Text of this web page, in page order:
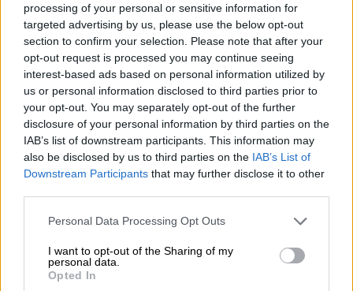
processing of your personal or sensitive information for
targeted advertising by us, please use the below opt-out
section to confirm your selection. Please note that after your
opt-out request is processed you may continue seeing
interest-based ads based on personal information utilized by
us or personal information disclosed to third parties prior to
your opt-out. You may separately opt-out of the further
disclosure of your personal information by third parties on the
IAB’s list of downstream participants. This information may
also be disclosed by us to third parties on the IAB’s List of
Downstream Participants that may further disclose it to other
Please note that this website/app uses one or more Google
not limited to your visit or usage behaviour. You may click to
grant or deny consent to Google and its third-party tags to
use your data for below specified purposes in below Google
Personal Data Processing Opt Outs
I want to opt-out of the Sharing of my
personal data.
Opted In
Η ανακοίνωση του Γιάννη Κανελλάκη
Σε ανακοίνωσή του, με αναφορές στον
Ανδρέα Παπανδρέου, ο κ. Κανελλάκης
αναφέρει:
«Μετά από τις τελευταίες εργασίες της
κεντρικής επιτροπής του ΠΑΣΟΚ σε
κεντρικό ξενοδοχείο της Αθήνας και τις
ανακοινώσεις του προέδρου κ. Νίκου
Ανδρουλάκη, αλλά και την παρότρυνση
φίλων και γνωστών, σας
ανακοινώνω την υποψηφιότητα μου για την
προεδρία του κόμματος!